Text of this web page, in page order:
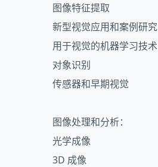
图像特征提取
新型视觉应用和案例研究
用于视觉的机器学习技术
对象识别
传感器和早期视觉
图像处理和分析：
光学成像
3D 成像